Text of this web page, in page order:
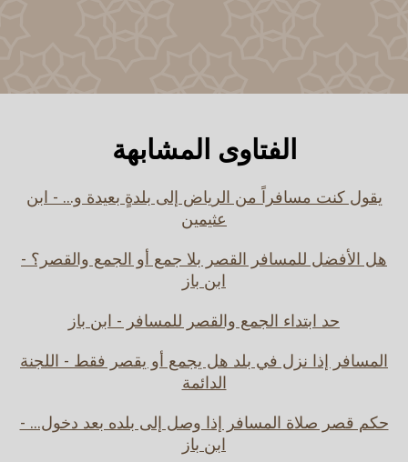
الفتاوى المشابهة
يقول كنت مسافراً من الرياض إلى بلدةٍ بعيدة و... - ابن
عثيمين
هل الأفضل للمسافر القصر بلا جمع أو الجمع والقصر؟ -
ابن باز
حد ابتداء الجمع والقصر للمسافر - ابن باز
المسافر إذا نزل في بلد هل يجمع أو يقصر فقط - اللجنة
الدائمة
حكم قصر صلاة المسافر إذا وصل إلى بلده بعد دخول... -
ابن باز